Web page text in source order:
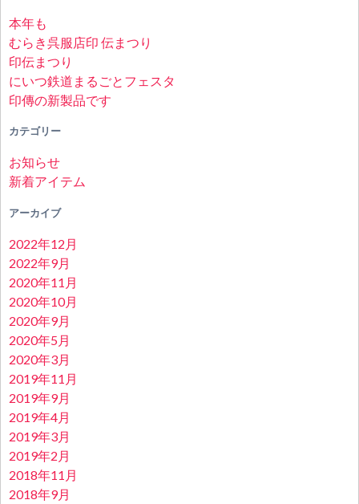
本年も
むらき呉服店印 伝まつり
印伝まつり
にいつ鉄道まるごとフェスタ
印傳の新製品です
カテゴリー
お知らせ
新着アイテム
アーカイブ
2022年12月
2022年9月
2020年11月
2020年10月
2020年9月
2020年5月
2020年3月
2019年11月
2019年9月
2019年4月
2019年3月
2019年2月
2018年11月
2018年9月